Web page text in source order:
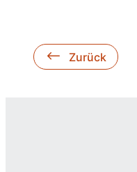
Zurück